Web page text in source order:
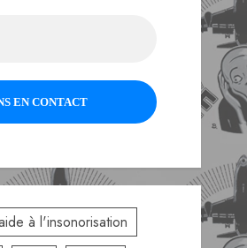
à l'insonorisation